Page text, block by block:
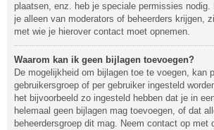
plaatsen, enz. heb je speciale permissies
je alleen van moderators of beheerders krijgen,
met wie je hierover contact moet opnemen.
Waarom kan ik geen bijlagen toevoegen?
De mogelijkheid om bijlagen toe te voegen, kan
gebruikersgroep of per gebruiker ingesteld
het bijvoorbeeld zo ingesteld hebben dat je in
helemaal geen bijlagen mag toevoegen, of dat
beheerdersgroep dit mag. Neem contact op met